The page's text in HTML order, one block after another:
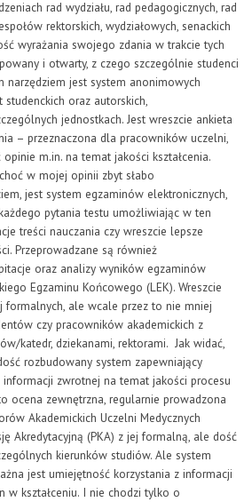
rad wydziału, rad pedagogicznych, rad
rektorskich, wydziałowych, senackich
wyrażania swojego zdania w trakcie tych
i otwarty, z czego szczególnie studenci
narzędziem jest system anonimowych
oraz autorskich,
jednostkach. Jest wreszcie ankieta
– przeznaczona dla pracowników uczelni,
m.in. na temat jakości kształcenia.
w mojej opinii zbyt słabo
jest system egzaminów elektronicznych,
pytania testu umożliwiając w ten
treści nauczania czy wreszcie lepsze
Przeprowadzane są również
oraz analizy wyników egzaminów
Egzaminu Końcowego (LEK). Wreszcie
ale wcale przez to nie mniej
czy pracowników akademickich z
katedr, dziekanami, rektorami. Jak widać,
rozbudowany system zapewniający
zwrotnej na temat jakości procesu
ocena zewnętrzna, regularnie prowadzona
Akademickich Uczelni Medycznych
Akredytacyjną (PKA) z jej formalną, ale dość
kierunków studiów. Ale system
jest umiejętność korzystania z informacji
w kształceniu. I nie chodzi tylko o